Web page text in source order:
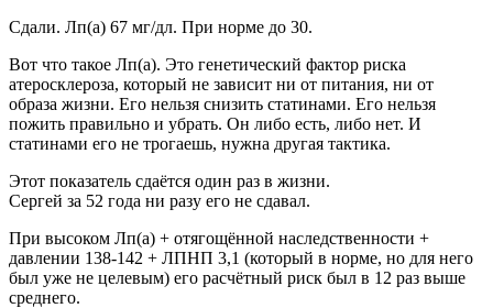
Сдали. Лп(а) 67 мг/дл. При норме до 30.
Вот что такое Лп(а). Это генетический фактор риска
атеросклероза, который не зависит ни от питания, ни от
образа жизни. Его нельзя снизить статинами. Его нельзя
пожить правильно и убрать. Он либо есть, либо нет. И
статинами его не трогаешь, нужна другая тактика.
Этот показатель сдаётся один раз в жизни.
Сергей за 52 года ни разу его не сдавал.
При высоком Лп(а) + отягощённой наследственности +
давлении 138-142 + ЛПНП 3,1 (который в норме, но для него
был уже не целевым) его расчётный риск был в 12 раз выше
среднего.